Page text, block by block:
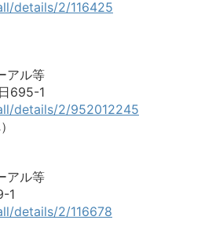
details/2/116425
アル等
695-1
details/2/952012245
アル等
1
details/2/116678